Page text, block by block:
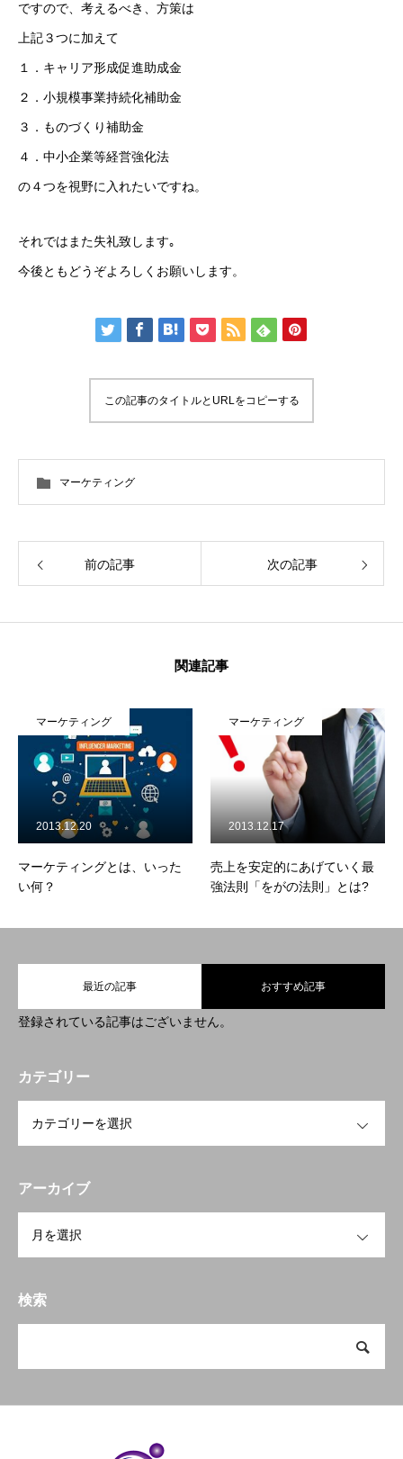
ですので、考えるべき、方策は
上記３つに加えて
１．キャリア形成促進助成金
２．小規模事業持続化補助金
３．ものづくり補助金
４．中小企業等経営強化法
の４つを視野に入れたいですね。
それではまた失礼致します｡
今後ともどうぞよろしくお願いします。
この記事のタイトルとURLをコピーする
マーケティング
前の記事 次の記事
関連記事
マーケティング
マーケティングとは、いった
い何？
2013.12.20
マーケティング
売上を安定的にあげていく最
強法則「をがの法則」とは?
2013.12.17
最近の記事 おすすめ記事
登録されている記事はございません。
カテゴリー
アーカイブ
検索